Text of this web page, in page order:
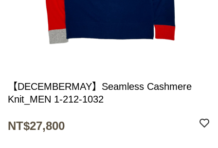
【DECEMBERMAY】Seamless Cashmere
Knit_MEN 1-212-1032
NT$27,800